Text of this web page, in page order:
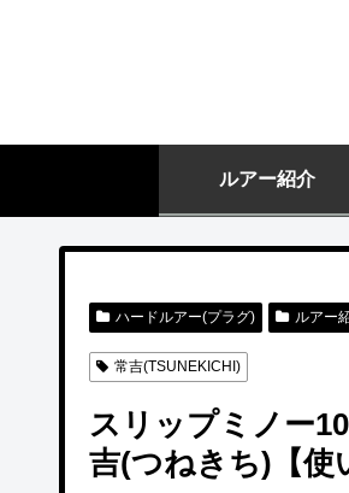
ルアー紹介
ハードルアー(プラグ) ルアー
常吉(TSUNEKICHI)
スリップミノー
吉(つねきち)【使